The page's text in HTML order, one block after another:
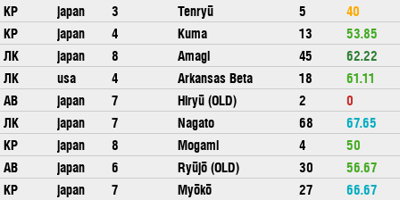
КР
japan 3 Tenryū 5
40
КР
japan 4 Kuma 13
53.85
ЛК
japan 8 Amagi 45
62.22
ЛК
usa 4 Arkansas Beta 18
61.11
АВ
japan 7 Hiryū (OLD) 2
0
ЛК
japan 7 Nagato 68
67.65
КР
japan 8 Mogami 4
50
АВ
japan 6 Ryūjō (OLD) 30
56.67
КР
japan 7 Myōkō 27
66.67